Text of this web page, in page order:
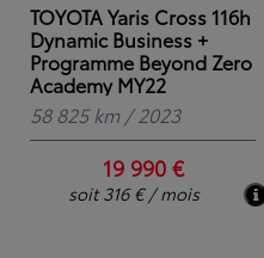
TOYOTA Yaris Cross 116h
Dynamic Business +
Programme Beyond Zero
Academy MY22
58 825 km / 2023
19 990 €
soit 316 € / mois